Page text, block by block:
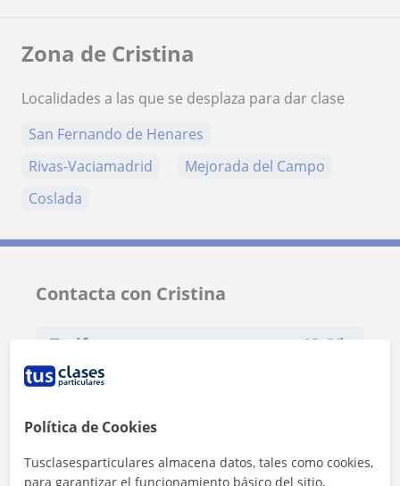
Zona de Cristina
Localidades a las que se desplaza para dar clase
San Fernando de Henares
Rivas-Vaciamadrid
Mejorada del Campo
Coslada
Contacta con Cristina
Tarifa 12 €/h
1ª clase gratis
Política de Cookies
Tusclasesparticulares almacena datos, tales como cookies,
para garantizar el funcionamiento básico del sitio,